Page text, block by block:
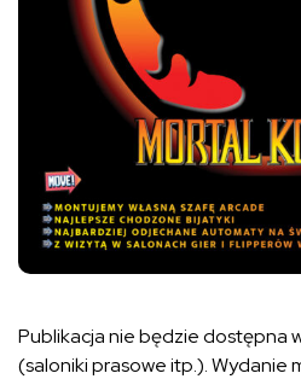
Publikacja nie będzie dostępna
(saloniki prasowe itp.). Wydanie